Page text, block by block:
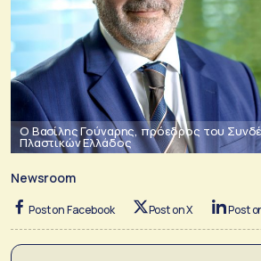
Ο Βασίλης Γούναρης, πρόεδρος του
Πλαστικών Ελλάδος
Newsroom
Post on Facebook Post on X Post